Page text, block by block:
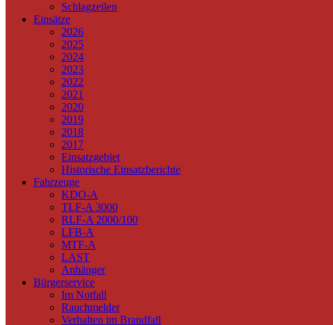
Schlagzeilen
Einsätze
2026
2025
2024
2023
2022
2021
2020
2019
2018
2017
Einsatzgebiet
Historische Einsatzberichte
Fahrzeuge
KDO-A
TLF-A 3000
RLF-A 2000/100
LFB-A
MTF-A
LAST
Anhänger
Bürgerservice
Im Notfall
Rauchmelder
Verhalten im Brandfall